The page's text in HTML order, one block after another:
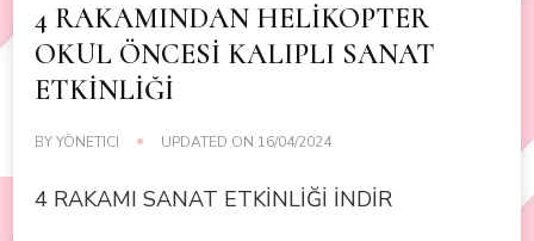
4 RAKAMINDAN HELİKOPTER
OKUL ÖNCESİ KALIPLI SANAT
ETKİNLİĞİ
BYYÖNETICI UPDATED ON 16/04/2024
4 RAKAMI SANAT ETKİNLİĞİ İNDİR